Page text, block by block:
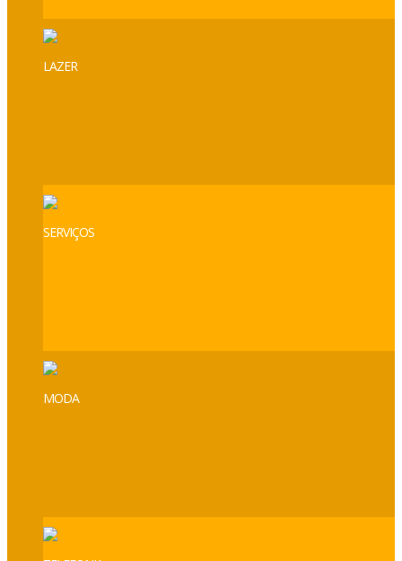
LAZER
SERVIÇOS
MODA